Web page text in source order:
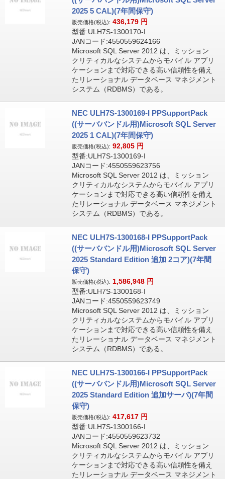
2025 5 CAL)(7年間保守)
販売価格(税込): 436,179 円
型番:ULH7S-1300170-I
JANコード:4550559624166
Microsoft SQL Server 2012 は、ミッション
クリティカルなシステムからモバイル アプリ
ケーションまで対応できる高い信頼性を備え
たリレーショナル データベース マネジメント
システム（RDBMS）である。
NEC ULH7S-1300169-I PPSupportPack
((サーババンドル用)Microsoft SQL Server
2025 1 CAL)(7年間保守)
販売価格(税込): 92,805 円
型番:ULH7S-1300169-I
JANコード:4550559623756
Microsoft SQL Server 2012 は、ミッション
クリティカルなシステムからモバイル アプリ
ケーションまで対応できる高い信頼性を備え
たリレーショナル データベース マネジメント
システム（RDBMS）である。
NEC ULH7S-1300168-I PPSupportPack
((サーババンドル用)Microsoft SQL Server
2025 Standard Edition 追加 2コア)(7年間
保守)
販売価格(税込): 1,586,948 円
型番:ULH7S-1300168-I
JANコード:4550559623749
Microsoft SQL Server 2012 は、ミッション
クリティカルなシステムからモバイル アプリ
ケーションまで対応できる高い信頼性を備え
たリレーショナル データベース マネジメント
システム（RDBMS）である。
NEC ULH7S-1300166-I PPSupportPack
((サーババンドル用)Microsoft SQL Server
2025 Standard Edition 追加サーバ)(7年間
保守)
販売価格(税込): 417,617 円
型番:ULH7S-1300166-I
JANコード:4550559623732
Microsoft SQL Server 2012 は、ミッション
クリティカルなシステムからモバイル アプリ
ケーションまで対応できる高い信頼性を備え
たリレーショナル データベース マネジメント